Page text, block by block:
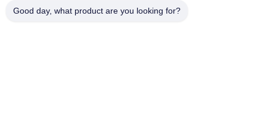
फ़ैक्टरी दौरा
Good day, what product are you looking for?